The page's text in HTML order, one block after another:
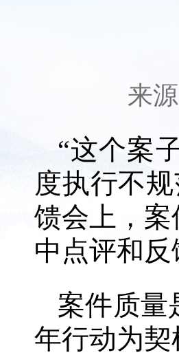
来源
“这个案
度执行不
馈会上，
中点评和
案件质量
年行动为